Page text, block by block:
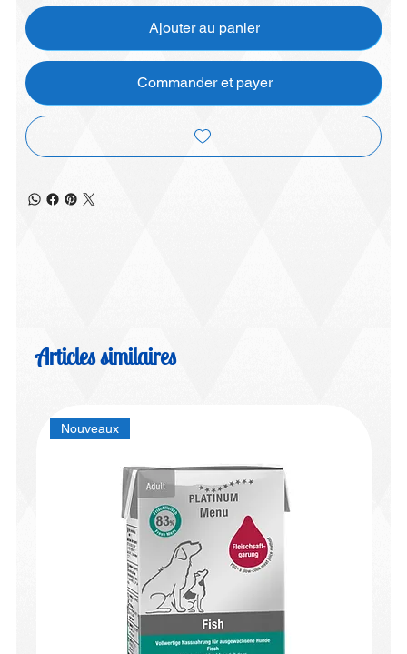
Ajouter au panier
Commander et payer
Articles similaires
Nouveaux